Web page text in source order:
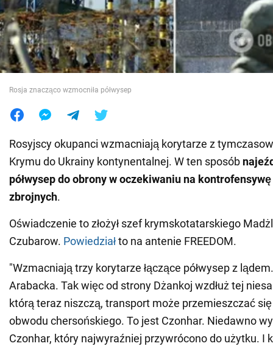
Świat
Jedzenie
Rosja znacząco wzmocniła półwysep
Rosyjscy okupanci wzmacniają korytarze z
Krymu do Ukrainy kontynentalnej. W ten sposób
półwysep do obrony w oczekiwaniu na
zbrojnych.
Oświadczenie to złożył szef krymskotatarskiego
Czubarow. Powiedziałto na antenie FREEDOM.
"Wzmacniają trzy korytarze łączące półwysep z
Arabacka. Tak więc od strony Dżankoj wzdłuż tej
którą teraz niszczą, transport może przemieszczać
obwodu chersońskiego. To jest Czonhar. Niedawno
Czonhar, który najwyraźniej przywrócono do użytku. I